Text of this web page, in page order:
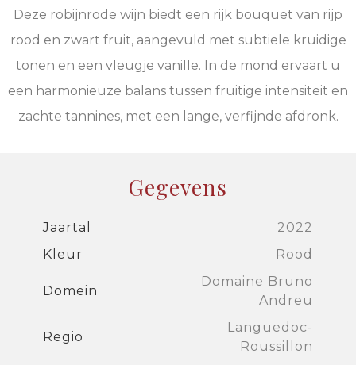
Deze robijnrode wijn biedt een rijk bouquet van rijp
rood en zwart fruit, aangevuld met subtiele kruidige
tonen en een vleugje vanille. In de mond ervaart u
een harmonieuze balans tussen fruitige intensiteit en
zachte tannines, met een lange, verfijnde afdronk.
Gegevens
Jaartal
2022
Kleur
Rood
Domein
Domaine Bruno
Andreu
Regio
Languedoc-
Roussillon